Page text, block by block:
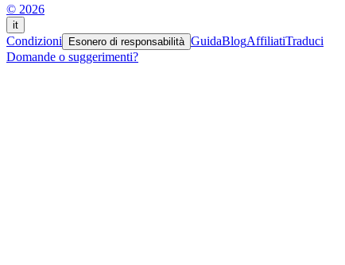
© 2026
it
Condizioni Esonero di responsabilità GuidaBlogAffiliatiTraduci
Domande o suggerimenti?